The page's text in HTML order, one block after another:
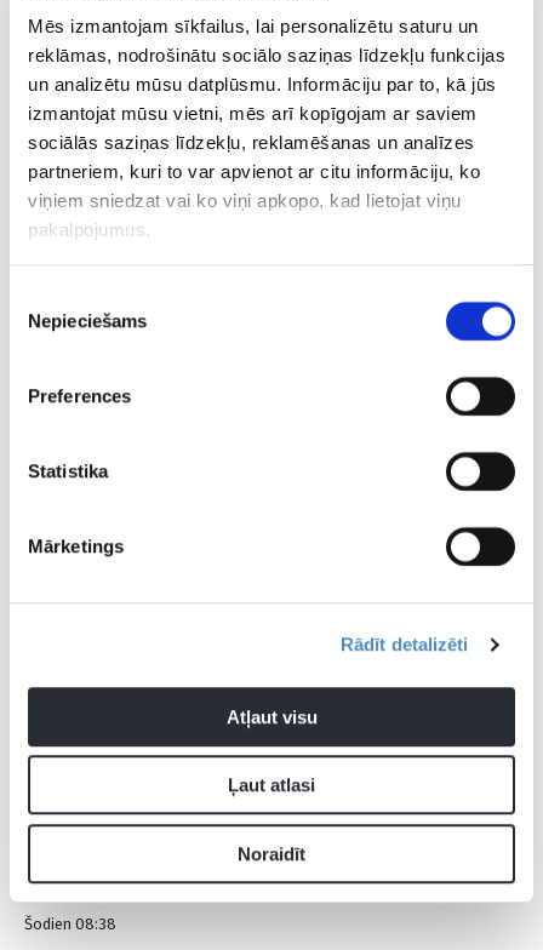
Mēs izmantojam sīkfailus, lai personalizētu saturu un
reklāmas, nodrošinātu sociālo saziņas līdzekļu funkcijas
un analizētu mūsu datplūsmu. Informāciju par to, kā jūs
izmantojat mūsu vietni, mēs arī kopīgojam ar saviem
sociālās saziņas līdzekļu, reklamēšanas un analīzes
partneriem, kuri to var apvienot ar citu informāciju, ko
viņiem sniedzat vai ko viņi apkopo, kad lietojat viņu
pakalpojumus.
izvēle
Nepieciešams
Preferences
Statistika
Mārketings
Rādīt detalizēti
Atļaut visu
Ļaut atlasi
Noraidīt
Ar spožo talantu
priekšgalā – Latvijas
U16 izlase sāks
izlase Zviedrijā
U18
maina
Šodien 09:04
Anglijas izlases trešais numurs kļūst par ceturto dārgāko
Šodien 08:38